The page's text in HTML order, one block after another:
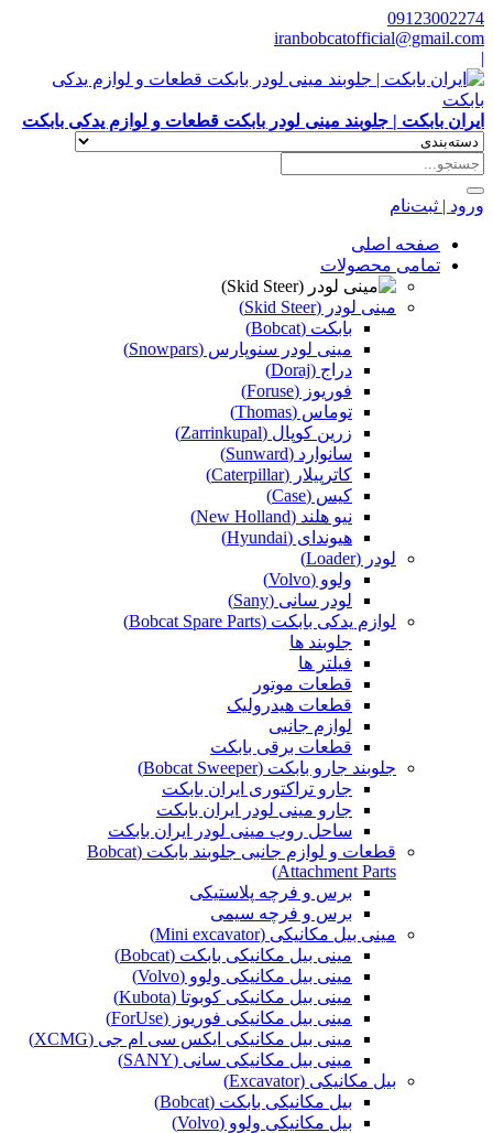
09123002274
iranbobcatofficial@gmail.com
|
ایران بابکت | جلوبند مینی لودر بابکت قطعات و لوازم یدکی بابکت
ورود | ثبت‌نام
صفحه اصلی
تمامی محصولات
مینی لودر (Skid Steer)
بابکت (Bobcat)
مینی لودر سنوپارس (Snowpars)
دراج (Doraj)
فوریوز (Foruse)
توماس (Thomas)
زرین کوپال (Zarrinkupal)
سانوارد (Sunward)
کاترپیلار (Caterpillar)
کیس (Case)
نیو هلند (New Holland)
هیوندای (Hyundai)
لودر (Loader)
ولوو (Volvo)
لودر سانی (Sany)
لوازم یدکی بابکت (Bobcat Spare Parts)
جلوبند ها
فیلتر ها
قطعات موتور
قطعات هیدرولیک
لوازم جانبی
قطعات برقی بابکت
جلوبند جارو بابکت (Bobcat Sweeper)
جارو تراکتوری ایران بابکت
جارو مینی لودر ایران بابکت
ساحل روب مینی لودر ایران بابکت
قطعات و لوازم جانبی جلوبند بابکت (Bobcat
Attachment Parts)
برس و فرچه پلاستیکی
برس و فرچه سیمی
مینی بیل مکانیکی (Mini excavator)
مینی بیل مکانیکی بابکت (Bobcat)
مینی بیل مکانیکی ولوو (Volvo)
مینی بیل مکانیکی کوبوتا (Kubota)
مینی بیل مکانیکی فوریوز (ForUse)
مینی بیل مکانیکی ایکس سی ام جی (XCMG)
مینی بیل مکانیکی سانی (SANY)
بیل مکانیکی (Excavator)
بیل مکانیکی بابکت (Bobcat)
بیل مکانیکی ولوو (Volvo)